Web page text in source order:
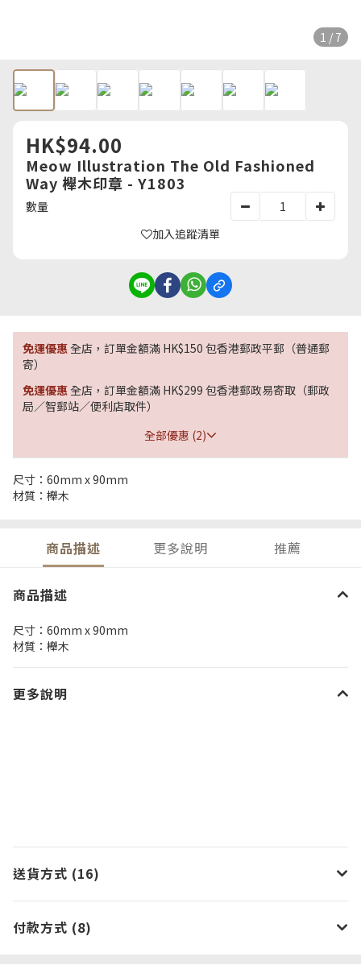
1 / 7
HK$94.00
Meow Illustration The Old Fashioned
Way 櫸木印章 - Y1803
數量
加入追蹤清單
免運優惠全店，訂單金額滿 HK$150 包香港郵政平郵（普通郵
寄）
免運優惠全店，訂單金額滿 HK$299 包香港郵政易寄取（郵政
局／智郵站／便利店取件）
全部優惠 (2)
尺寸：60mm x 90mm
材質：櫸木
商品描述 更多說明 推薦
商品描述
尺寸：60mm x 90mm
材質：櫸木
更多說明
送貨方式 (16)
付款方式 (8)